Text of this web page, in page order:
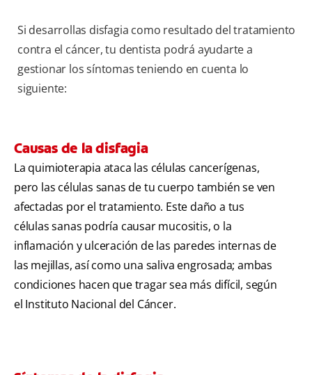
Si desarrollas disfagia como resultado del tratamiento
contra el cáncer, tu dentista podrá ayudarte a
gestionar los síntomas teniendo en cuenta lo
siguiente:
Causas de la disfagia
La quimioterapia ataca las células cancerígenas,
pero las células sanas de tu cuerpo también se ven
afectadas por el tratamiento. Este daño a tus
células sanas podría causar mucositis, o la
inflamación y ulceración de las paredes internas de
las mejillas, así como una saliva engrosada; ambas
condiciones hacen que tragar sea más difícil, según
el Instituto Nacional del Cáncer.